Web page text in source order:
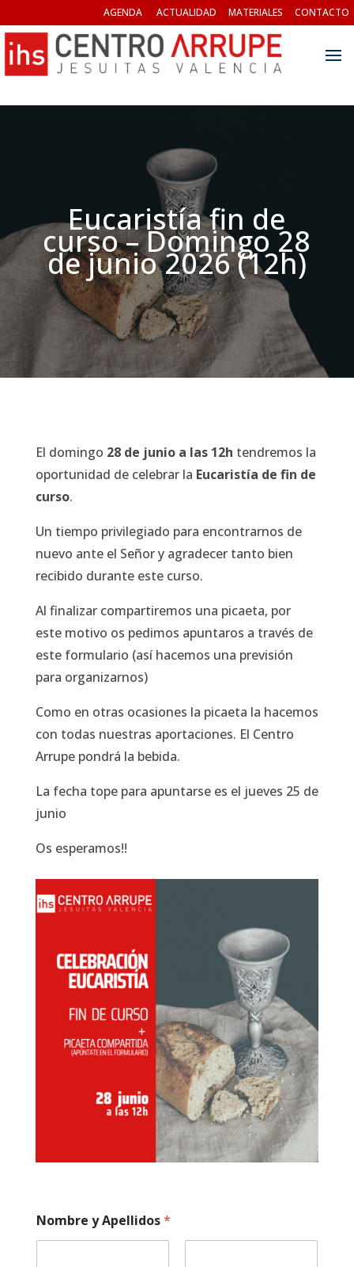
AGENDA ACTUALIDAD MATERIALES CONTACTO
Eucaristía fin de
curso – Domingo 28
de junio 2026 (12h)
El domingo 28 de junio a las 12h tendremos la
oportunidad de celebrar la Eucaristía de fin de
curso.
Un tiempo privilegiado para encontrarnos de
nuevo ante el Señor y agradecer tanto bien
recibido durante este curso.
Al finalizar compartiremos una picaeta, por
este motivo os pedimos apuntaros a través de
este formulario (así hacemos una previsión
para organizarnos)
Como en otras ocasiones la picaeta la hacemos
con todas nuestras aportaciones. El Centro
Arrupe pondrá la bebida.
La fecha tope para apuntarse es el jueves 25 de
junio
Os esperamos!!
Nombre y Apellidos*